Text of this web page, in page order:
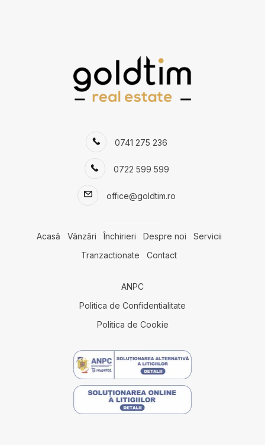
Apartamente de inchiriat in Bucuresti Primaverii
Apartamente de inchiriat in Bucuresti Baneasa
Apartamente de inchiriat in Bucuresti Herastrau
Apartamente de inchiriat in Bucuresti Kiseleff
Apartamente de inchiriat in Bucuresti Barbu Vacarescu
Case de inchiriat in Bucuresti
Case de inchiriat in Bucuresti Iancu Nicolae
Case de inchiriat in Bucuresti Capitale
Case de inchiriat in Snagov
Case de inchiriat in Tunari Nord-Est
Case de inchiriat in Bucuresti Dorobanti
Spatii birouri de inchiriat in Bucuresti Floreasca
Spatii birouri de inchiriat in Bucuresti Grivita
Spatii birouri de inchiriat in Bucuresti Aviatorilor
Spatii birouri de inchiriat in Bucuresti Batistei
Spatii birouri de inchiriat in Bucuresti Primaverii
0741 275 236
0722 599 599
office@goldtim.ro
Acasă Vânzări Închirieri Despre noi
Servicii
Tranzactionate
Contact
ANPC
Politica de Confidentialitate
Politica de Cookie